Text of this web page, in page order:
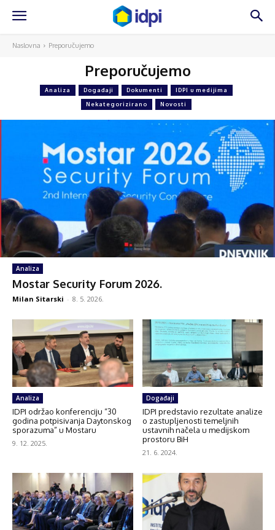
Naslovna Preporučujemo
Preporučujemo
Analiza Događaji Dokumenti IDPI u medijima
Nekategorizirano Novosti
Analiza
Mostar Security Forum 2026.
Milan Sitarski - 8. 5. 2026.
Analiza
IDPI održao konferenciju “30
godina potpisivanja Daytonskog
sporazuma” u Mostaru
9. 12. 2025.
Događaji
IDPI predstavio rezultate analize
o zastupljenosti temeljnih
ustavnih načela u medijskom
prostoru BiH
21. 6. 2024.